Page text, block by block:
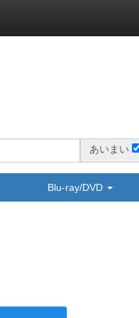
あいまい
Blu-ray/DVD